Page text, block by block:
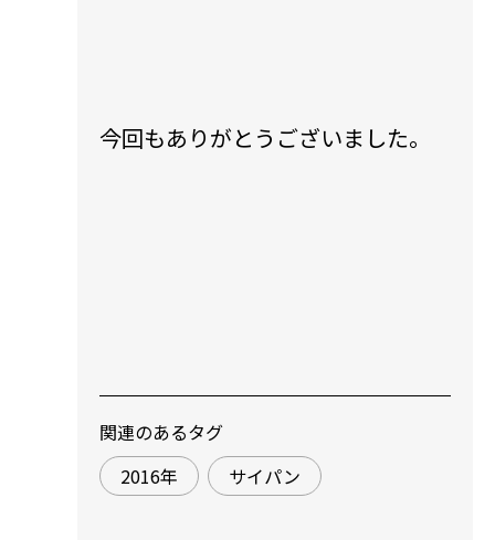
​今回もありがとうございました。
関連のあるタグ
2016年
サイパン